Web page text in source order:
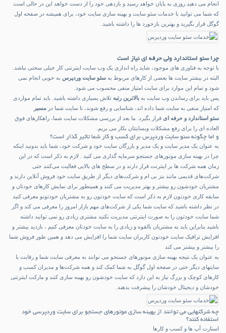
انجام می دهید روزی به پایان خواهد رسید و بازدهی خود را از دست خواهد این در حالی است
که شما می توانید با خدمات سئو سایت و بهینه سازی سایت خود، برای همیشه در صفحه اول
گوگل قرار بگیرید و بهترین بازخورد ها را داشته باشید.
چرا سئو استاندارد ولی حرفه ای نیاز است
با توجه به فناوری های موجود، شاید راه اندازی یک وب سایت اینترنتی کار خیلی سختی نباشد.
البته در بیشتر سایت ها بعضی از کارهای مربوط به سئو سایت وردپرس به خوبی انجام نمی
شود و تمام این موارد برای سایت امتیاز منفی محسوب می شود.
پس باید برای رساندن وب سایت بهبالاترین رتبهتلاش بسیاری داشته باشید. باید تمام مواردی
که امتیاز منفی به سایت شما داده اند، شناسایی و رفع شوند، تا سایت شما درمسیر
سئو استاندارد و حرفه ایقرار بگیرد. ما بعد از بررسی مشکلات سایت شما، راهکارهای فوق
العاده ای را برای رفع مشکلات وبسایتتان بکار می بریم.
و اما چگونه سئو سایت وردپرس برای کسب و کار شما تاثیر گذار است؟
به عنوان یک مدیر سایت و یک مدیر و بازرگان سایت خود و شرکت خود، شما باید بدونید اینکه
چرا در بهینه سازی موتورهای جستجو سرمایه گذاری می کنید . لازم به ذکر است که در این
زمان همه شرکت ها بر اینترنت قرار دارند و در سطح های بالایی فعالیت می‌کنند حتی
شرکت‌های قدیمی مانند بنز بی ام و شرکت‌های دیگر از طریق سایت خود فروش آنلاین دارند و
مشتریان خودشون رو بیشتر و بهتر مدیریت می کنند و همینطور برای نمایش کارهای خودتان و
سابقه کاری خودتون لازم به ذکر است که سایت خودتون رو به مشتریان خودتونو معرفی کنید
در نظر داشته باشید که سایت شما یکی از شرکت‌های مهم بازار امروز را معرفی می کند و اگر
شما سایت خودتون را به صورت اینترنتی مدیریت نکنید مشتری زیادی رو نمی توانید داشته
باشید بنابراین باید به مشتریان بالقوه و زیادی را به سایت خودتان معرفی کنیم ، بازدید بیشتر و
افزایش ترافیک سایت خودتون کاربران سایت شما را افزایش می دهد و همین طور فروش شما
را بیشتر و بیشتر می کند
به عنوان یک نتیجه بهینه سازی موتورهای جستجو می توانند به معرفی سایت شما و رقابت با
سایتهای دیگر حتی در صفحه اول گوگل به شما کمک کند و همه شرکت‌ها و مدیران کسب و
کارهای کوچک و بزرگ نیاز به این دارد که سایت خودشون رو بهینه سازی کنند و مارکت اینترنتی
خودشان و دیجیتال خودشان را پیشرفت بدهند.
چه شرکتهایی می توانند از یهینه سازی موتورهای جستجو برای سایت وردپرسی خود
استفاده کنند؟
استارت آپ ها و کسب و کارها